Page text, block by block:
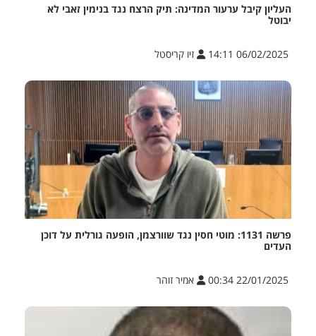
העליון קיבל ערעור המדינה: תיק הרצח נגד בנימין זאבי לא
יבוטל
06/02/2025 14:11 זיו קריסטל
פרשה 1131: מוטי חסין נגד שוורצמן, הופעה גורלית על דוכן
העדים
22/01/2025 00:34 אמיר זוהר